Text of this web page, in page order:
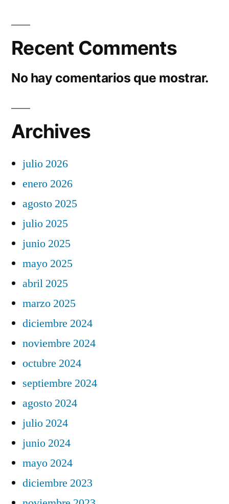
Recent Comments
No hay comentarios que mostrar.
Archives
julio 2026
enero 2026
agosto 2025
julio 2025
junio 2025
mayo 2025
abril 2025
marzo 2025
diciembre 2024
noviembre 2024
octubre 2024
septiembre 2024
agosto 2024
julio 2024
junio 2024
mayo 2024
diciembre 2023